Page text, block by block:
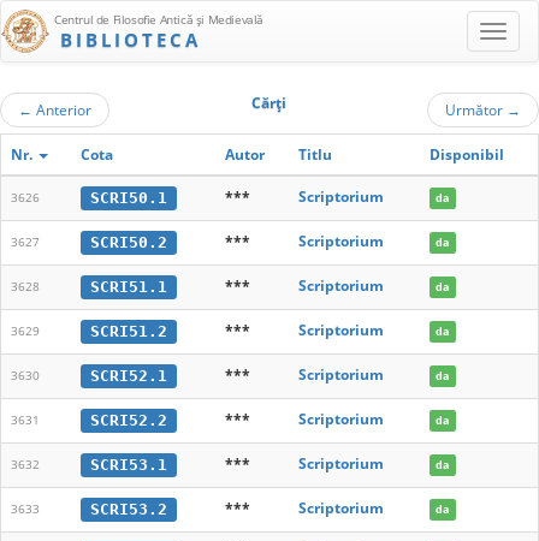
Centrul de Filosofie Antică şi Medievală
BIBLIOTECA
← Anterior Cărţi Următor →
Nr. Cota Autor Titlu Disponibil
3626 SCRI50.1 *** Scriptorium da
3627 SCRI50.2 *** Scriptorium da
3628 SCRI51.1 *** Scriptorium da
3629 SCRI51.2 *** Scriptorium da
3630 SCRI52.1 *** Scriptorium da
3631 SCRI52.2 *** Scriptorium da
3632 SCRI53.1 *** Scriptorium da
3633 SCRI53.2 *** Scriptorium da